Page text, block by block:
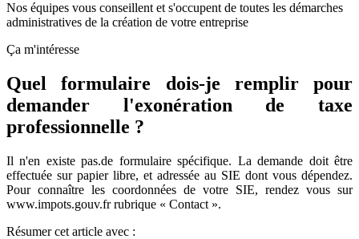
Nos équipes vous conseillent et s'occupent de toutes les démarches
administratives de la création de votre entreprise
Ça m'intéresse
Quel formulaire dois-je remplir pour
demander l'exonération de taxe
professionnelle ?
Il n'en existe pas.de formulaire spécifique. La demande doit être
effectuée sur papier libre, et adressée au SIE dont vous dépendez.
Pour connaître les coordonnées de votre SIE, rendez vous sur
www.impots.gouv.fr rubrique « Contact ».
Résumercet article avec :